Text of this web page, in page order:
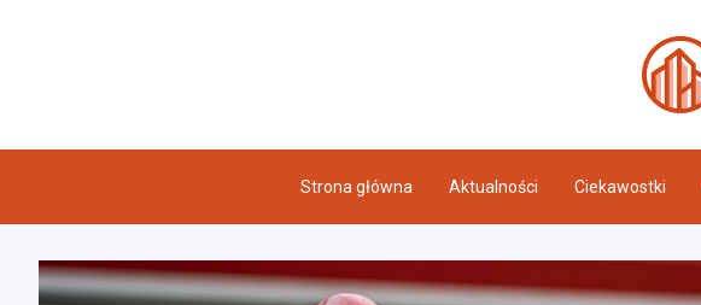
Strona główna Aktualności Ciekawostki